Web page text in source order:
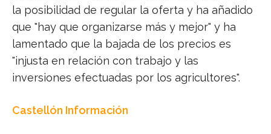
la posibilidad de regular la oferta y ha añadido
que "hay que organizarse más y mejor" y ha
lamentado que la bajada de los precios es
"injusta en relación con trabajo y las
inversiones efectuadas por los agricultores".
Castellón Información